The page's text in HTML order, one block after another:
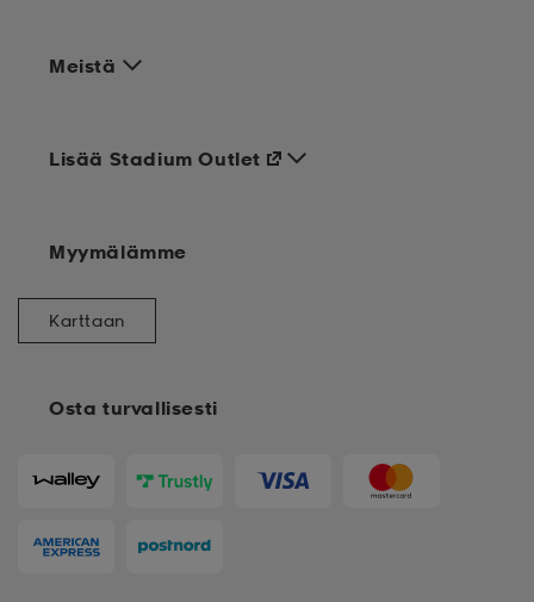
Meistä
Osta turvallisesti
Lisää Stadium Outlet
Myymälämme
Karttaan